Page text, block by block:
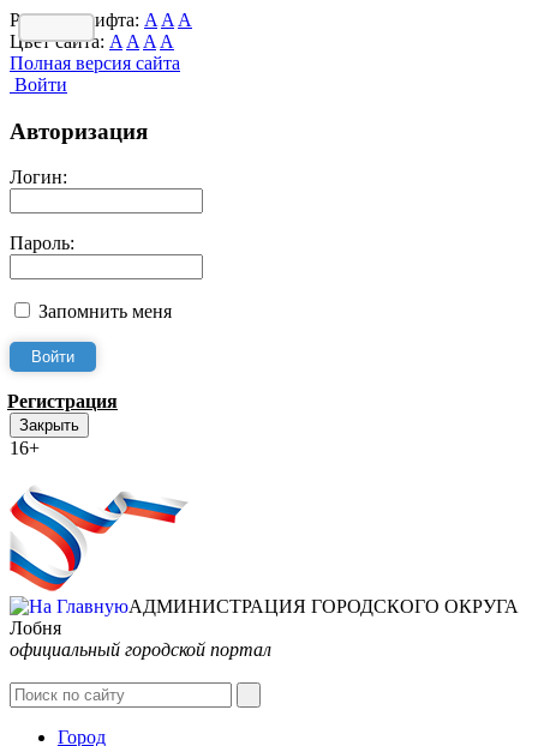
Размер шрифта: A A A
Цвет сайта: A A A A
Полная версия сайта
Войти
Авторизация
Логин:
Пароль:
Запомнить меня
Регистрация
Закрыть
16+
АДМИНИСТРАЦИЯ ГОРОДСКОГО ОКРУГА
Лобня
официальный городской портал
Город